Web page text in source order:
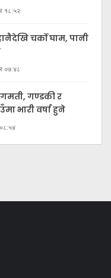
१८:५२
चर्को घाम, पानी
०७:४८
गण्डकी र
भारी वर्षा हुने